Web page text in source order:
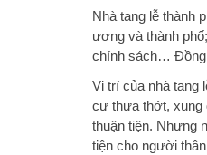
Nhà tang lễ thành
ương và thành
chính sách… Đồng
Vị trí của nhà tang
cư thưa thớt, xung
thuận tiện. Nhưng
tiện cho người